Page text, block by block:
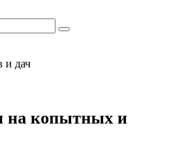
и дач
на копытных и